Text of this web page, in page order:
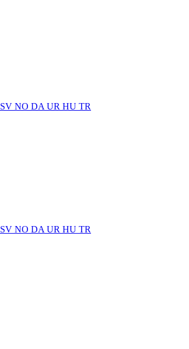
SV NO DA UR HU TR
SV NO DA UR HU TR